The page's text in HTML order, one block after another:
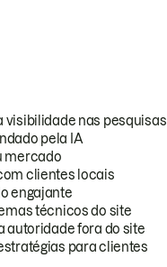
visibilidade nas pesquisas
pela IA
mercado
clientes locais
engajante
técnicos do site
autoridade fora do site
para clientes